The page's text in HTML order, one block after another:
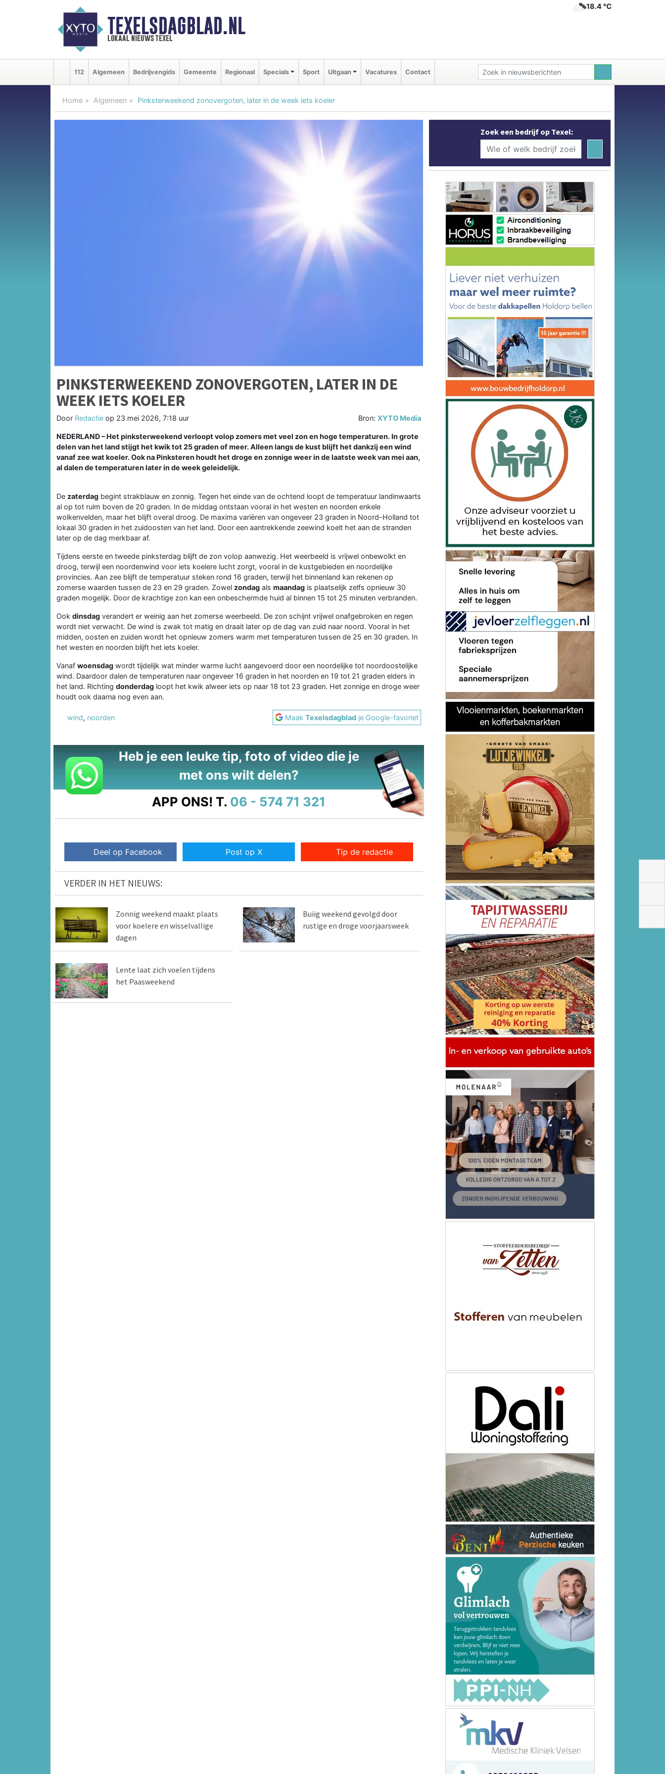
TEXELSDAGBLAD.NL
lokaal nieuws texel
18.4 ℃
112 Algemeen Bedrijvengids Gemeente Regionaal Specials Sport Uitgaan Vacatures Contact
Home Algemeen Pinksterweekend zonovergoten, later in de week iets koeler
PINKSTERWEEKEND ZONOVERGOTEN, LATER IN DE
WEEK IETS KOELER
Door Redactie op 23 mei 2026, 7:18 uur Bron:XYTO Media
NEDERLAND – Het pinksterweekend verloopt volop zomers met veel zon en hoge temperaturen. In grote
delen van het land stijgt het kwik tot 25 graden of meer. Alleen langs de kust blijft het dankzij een wind
vanaf zee wat koeler. Ook na Pinksteren houdt het droge en zonnige weer in de laatste week van mei aan,
al dalen de temperaturen later in de week geleidelijk.
De zaterdag begint strakblauw en zonnig. Tegen het einde van de ochtend loopt de temperatuur landinwaarts
al op tot ruim boven de 20 graden. In de middag ontstaan vooral in het westen en noorden enkele
wolkenvelden, maar het blijft overal droog. De maxima variëren van ongeveer 23 graden in Noord-Holland tot
lokaal 30 graden in het zuidoosten van het land. Door een aantrekkende zeewind koelt het aan de stranden
later op de dag merkbaar af.
Tijdens eerste en tweede pinksterdag blijft de zon volop aanwezig. Het weerbeeld is vrijwel onbewolkt en
droog, terwijl een noordenwind voor iets koelere lucht zorgt, vooral in de kustgebieden en noordelijke
provincies. Aan zee blijft de temperatuur steken rond 16 graden, terwijl het binnenland kan rekenen op
zomerse waarden tussen de 23 en 29 graden. Zowel zondag als maandag is plaatselijk zelfs opnieuw 30
graden mogelijk. Door de krachtige zon kan een onbeschermde huid al binnen 15 tot 25 minuten verbranden.
Ook dinsdag verandert er weinig aan het zomerse weerbeeld. De zon schijnt vrijwel onafgebroken en regen
wordt niet verwacht. De wind is zwak tot matig en draait later op de dag van zuid naar noord. Vooral in het
midden, oosten en zuiden wordt het opnieuw zomers warm met temperaturen tussen de 25 en 30 graden. In
het westen en noorden blijft het iets koeler.
Vanaf woensdag wordt tijdelijk wat minder warme lucht aangevoerd door een noordelijke tot noordoostelijke
wind. Daardoor dalen de temperaturen naar ongeveer 16 graden in het noorden en 19 tot 21 graden elders in
het land. Richting donderdag loopt het kwik alweer iets op naar 18 tot 23 graden. Het zonnige en droge weer
houdt ook daarna nog even aan.
wind, noorden MaakTexelsdagblad je Google-favoriet
Heb je een leuke tip, foto of video die je
met ons wilt delen?
APP ONS! T. 06 - 574 71 321
Deel op Facebook Post op X Tip de redactie
VERDER IN HET NIEUWS:
Zonnig weekend maakt plaats
voor koelere en wisselvallige
dagen
Buiig weekend gevolgd door
rustige en droge voorjaarsweek
Lente laat zich voelen tijdens
het Paasweekend
Zoek een bedrijf op Texel: